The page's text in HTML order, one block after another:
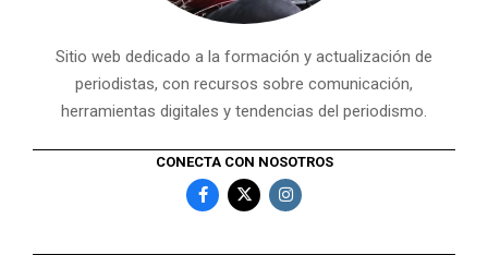
Sitio web dedicado a la formación y actualización de
periodistas, con recursos sobre comunicación,
herramientas digitales y tendencias del periodismo.
CONECTA CON NOSOTROS